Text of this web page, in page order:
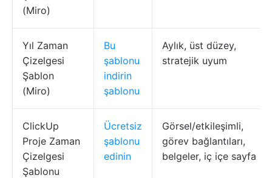
(Miro)
Yıl Zaman
Çizelgesi
Şablon
(Miro)
Bu
şablonu
indirin
şablonu
Aylık, üst düzey,
stratejik uyum
ClickUp
Proje Zaman
Çizelgesi
Şablonu
Ücretsiz
şablonu
edinin
Görsel/etkileşimli,
görev bağlantıları,
belgeler, iç içe sayfa